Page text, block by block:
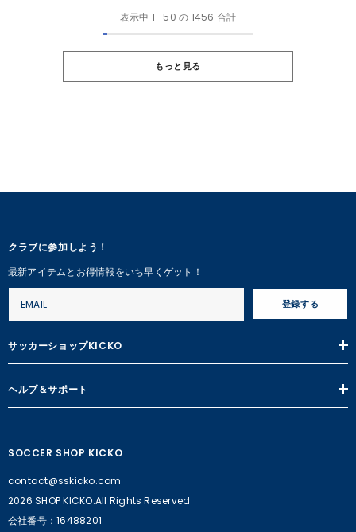
表示中 1 -50 の 1456 合計
もっと見る
クラブに参加しよう！
最新アイテムとお得情報をいち早くゲット！
登録する
サッカーショップKICKO
ヘルプ＆サポート
SOCCER SHOP KICKO
contact@sskicko.com
2026 SHOP KICKO.All Rights Reserved
会社番号：16488201